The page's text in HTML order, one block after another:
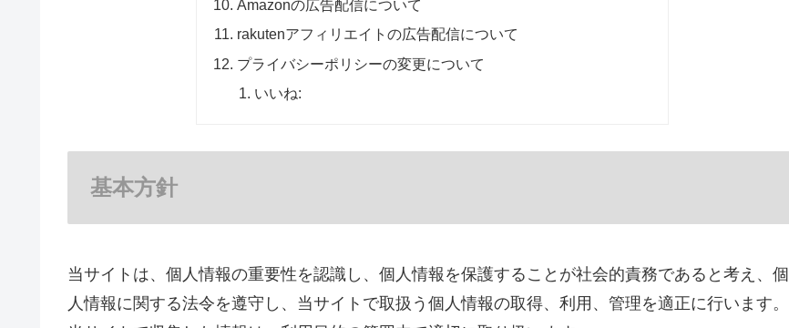
Amazonの広告配信について
rakutenアフィリエイトの広告配信について
プライバシーポリシーの変更について
いいね:
基本方針
当サイトは、個人情報の重要性を認識し、個人情報を保護することが社会的責務であると考え、個
人情報に関する法令を遵守し、当サイトで取扱う個人情報の取得、利用、管理を適正に行います。